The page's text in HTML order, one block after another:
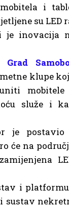
mobitela i
su LED
inovacija
Grad
klupe
služe i
je
će na
i